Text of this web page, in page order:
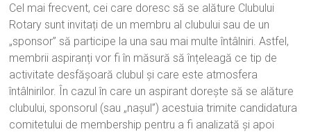
Cel mai frecvent, cei care doresc să se alăture Clubului
Rotary sunt invitați de un membru al clubului sau de un
„sponsor” să participe la una sau mai multe întâlniri. Astfel,
membrii aspiranți vor fi în măsură să înțeleagă ce tip de
activitate desfăşoară clubul şi care este atmosfera
întâlnirilor. În cazul în care un aspirant doreşte să se alăture
clubului, sponsorul (sau „naşul”) acestuia trimite candidatura
comitetului de membership pentru a fi analizată şi apoi